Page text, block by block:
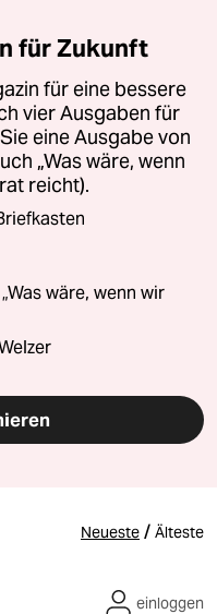
für Zukunft
für eine bessere
vier Ausgaben für
eine Ausgabe von
„Was wäre, wenn
reicht).
wäre, wenn wir
Neueste / Älteste
einloggen